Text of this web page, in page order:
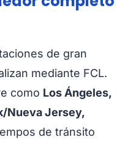
de gran
mediante FCL.
como Los Ángeles,
Nueva Jersey,
de tránsito